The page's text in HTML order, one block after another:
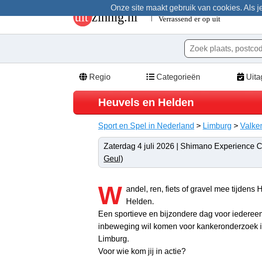
Onze site maakt gebruik van cookies. Als
Regio Categorieën
Heuvels en Helden
Sport en Spel in Nederland > Limburg >
Zaterdag 4 juli 2026 | Shimano Experience
Geul)
W andel, ren, fiets of gravel mee tijdens
Helden.
Een sportieve en bijzondere dag voor
inbeweging wil komen voor kankeronderzoek
Limburg.
Voor wie kom jij in actie?